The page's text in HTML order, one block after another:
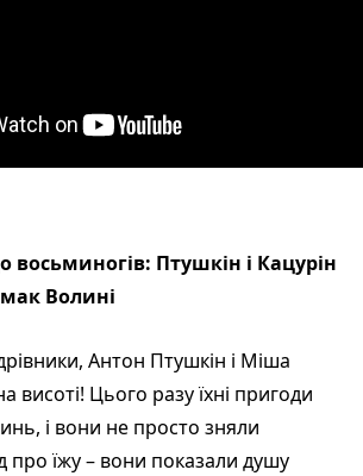
восьминогів: Птушкін і Кацурін
Волині
Антон Птушкін і Міша
висоті! Цього разу їхні пригоди
і вони не просто зняли
про їжу – вони показали душу